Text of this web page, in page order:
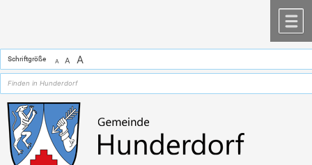
Schriftgröße A A A